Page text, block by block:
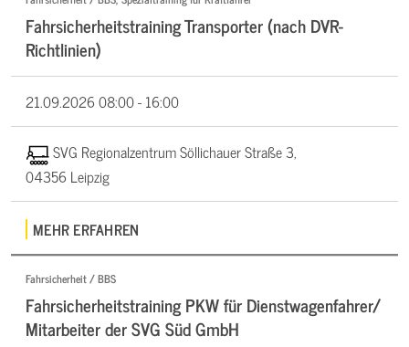
Fahrsicherheitstraining Transporter (nach DVR-
Richtlinien)
21.09.202608:00 - 16:00
SVG Regionalzentrum Söllichauer Straße 3,
04356 Leipzig
MEHR ERFAHREN
Fahrsicherheit / BBS
Fahrsicherheitstraining PKW für Dienstwagenfahrer/
Mitarbeiter der SVG Süd GmbH